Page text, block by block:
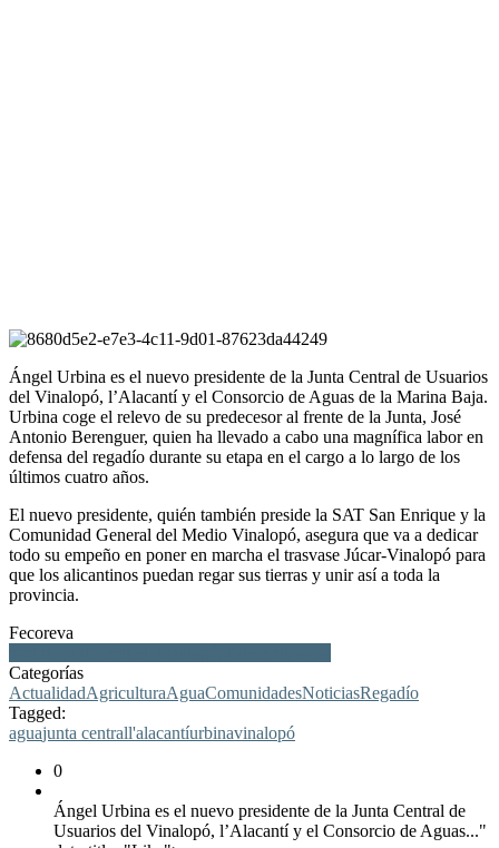
Ángel Urbina es el nuevo presidente de la Junta Central de Usuarios
del Vinalopó, l’Alacantí y el Consorcio de Aguas de la Marina Baja.
Urbina coge el relevo de su predecesor al frente de la Junta, José
Antonio Berenguer, quien ha llevado a cabo una magnífica labor en
defensa del regadío durante su etapa en el cargo a lo largo de los
últimos cuatro años.
El nuevo presidente, quién también preside la SAT San Enrique y la
Comunidad General del Medio Vinalopó, asegura que va a dedicar
todo su empeño en poner en marcha el trasvase Júcar-Vinalopó para
que los alicantinos puedan regar sus tierras y unir así a toda la
provincia.
Fecoreva
Categorías
ActualidadAgriculturaAguaComunidadesNoticiasRegadío
Tagged:
aguajunta centrall'alacantíurbinavinalopó
0
Ángel Urbina es el nuevo presidente de la Junta Central de
Usuarios del Vinalopó, l’Alacantí y el Consorcio de Aguas..."